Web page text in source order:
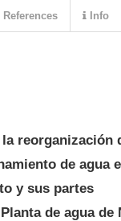
reorganización
de agua
y sus partes
de agua de
References Info